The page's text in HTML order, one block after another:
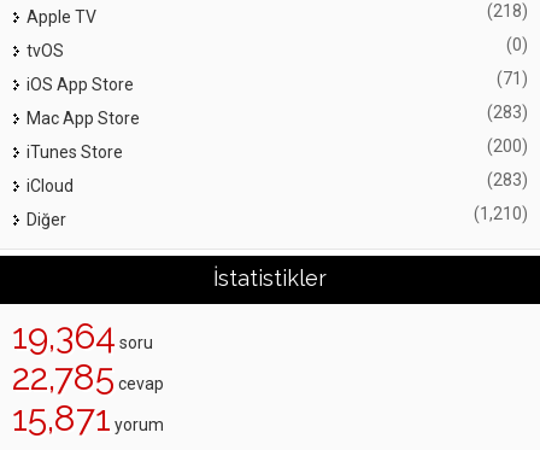
Apple TV (218)
tvOS (0)
iOS App Store (71)
Mac App Store (283)
iTunes Store (200)
iCloud (283)
Diğer (1,210)
İstatistikler
19,364 soru
22,785 cevap
15,871 yorum